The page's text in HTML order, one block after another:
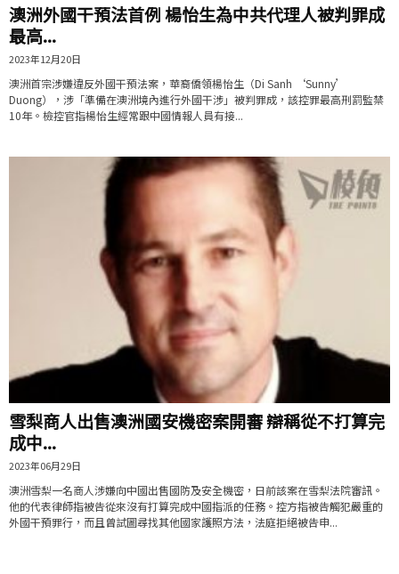
澳洲外國干預法首例 楊怡生為中共代理人被判罪成
最高...
2023年12月20日
澳洲首宗涉嫌違反外國干預法案，華裔僑領楊怡生（Di Sanh ‘Sunny’
Duong），涉「準備在澳洲境內進行外國干涉」被判罪成，該控罪最高刑罰監禁
10年。檢控官指楊怡生經常跟中國情報人員有接...
雪梨商人出售澳洲國安機密案開審 辯稱從不打算完
成中...
2023年06月29日
澳洲雪梨一名商人涉嫌向中國出售國防及安全機密，日前該案在雪梨法院審訊。
他的代表律師指被告從來沒有打算完成中國指派的任務。控方指被告觸犯嚴重的
外國干預罪行，而且曾試圖尋找其他國家護照方法，法庭拒絕被告申...